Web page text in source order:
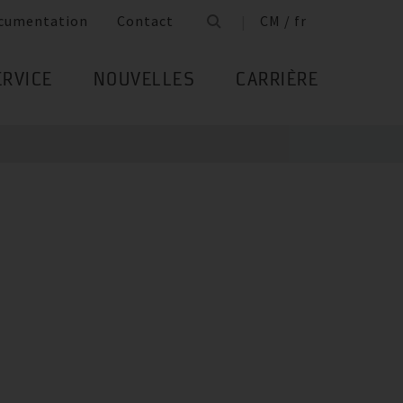
Contact CM / fr
NOUVELLES CARRIÈRE